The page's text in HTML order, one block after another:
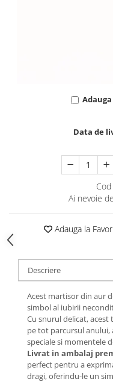
Data de
Ai nevoie
Adauga la
Descriere
Acest martisor din aur
simbol al iubirii
Cu snurul delicat,
pe tot parcursul
speciale si momentele
Livrat in ambalaj
perfect pentru a
dragi, oferindu-le un